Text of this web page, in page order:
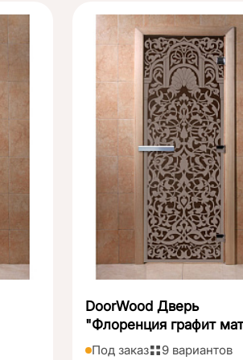
DoorWood Дверь
"Флоренция графит
Под заказ 9 вариантов